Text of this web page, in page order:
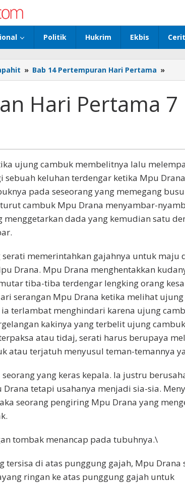
Politik Hukrim Ekbis
» Bab 14 Pertempuran Hari Pertama »
Hari
7
Hari Pertama 7
ujung cambuk membelitnya lalu
sebuah keluhan terdengar ketika Mpu Drana
pada seseorang yang memegang
cambuk Mpu Drana menyambar-
dada yang kemudian satu
memerintahkan gajahnya untuk maju
Drana. Mpu Drana menghentakkan
tiba-tiba terdengar lengking orang
serangan Mpu Drana ketika melihat
terlambat menghindari karena ujung
kakinya yang terbelit ujung
atau tidaj, serati harus berupaya
atau terjatuh menyusul teman-temannya
yang keras kepala. Ia justru
tetapi usahanya menjadi sia-sia.
seorang pengiring Mpu Drana yang
tombak menancap pada tubuhnya.\
tersisa di atas punggung gajah, Mpu Drana
ringan ke atas punggung gajah untuk